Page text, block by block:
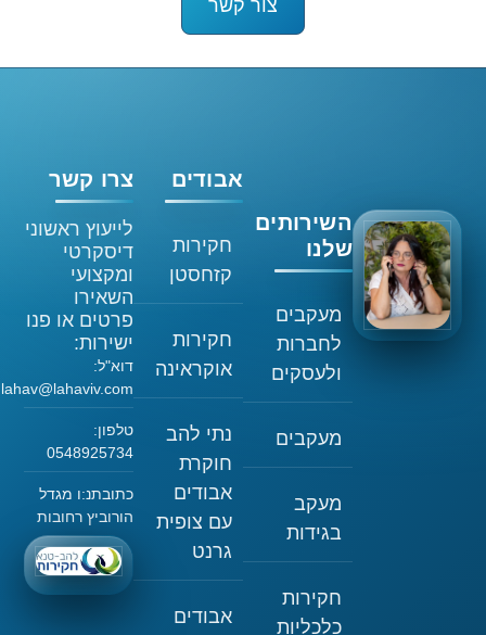
צור קשר
אבודים
חקירות
קזחסטן
חקירות
אוקראינה
נתי להב
חוקרת
אבודים
עם צופית
גרנט
אבודים
השירותים
שלנו
מעקבים
לחברות
ולעסקים
מעקבים
מעקב
בגידות
חקירות
כלכליות
צרו קשר
לייעוץ ראשוני
דיסקרטי
ומקצועי
השאירו
פרטים או פנו
ישירות:
דוא"ל:
lahav@lahaviv.com
טלפון:
0548925734
כתובתנ:ו מגדל
הורוביץ רחובות